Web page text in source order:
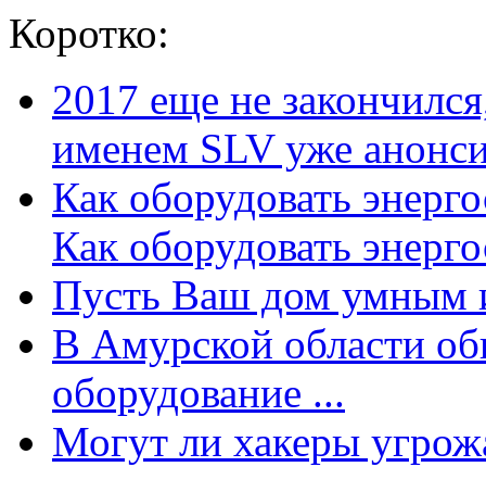
Коротко:
2017 еще не
именем SLV уже
Как оборудовать
Как оборудовать
Пусть Ваш дом умным
В Амурской области
оборудование ...
Могут ли хакеры